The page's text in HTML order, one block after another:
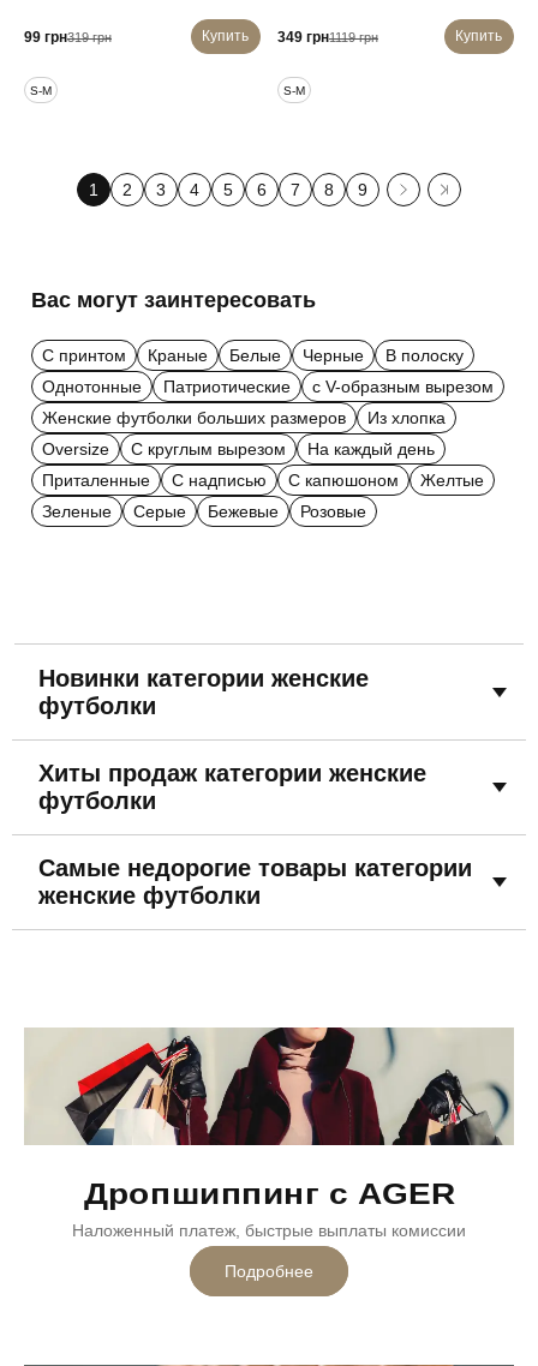
99 грн319 грн Купить
S-M
349 грн1119 грн Купить
S-M
1 2 3 4 5 6 7 8 9
Вас могут заинтересовать
С принтом Краные Белые Черные
В полоску
Однотонные
Патриотические
с V-образным вырезом
Женские футболки больших размеров
Из хлопка
Oversize
С круглым вырезом
На каждый день
Приталенные
С надписью С капюшоном
Желтые
Зеленые
Серые Бежевые Розовые
Новинки категории женские
футболки
Хиты продаж категории женские
футболки
Самые недорогие товары категории
женские футболки
Дропшиппинг с AGER
Наложенный платеж, быстрые выплаты комиссии
Подробнее